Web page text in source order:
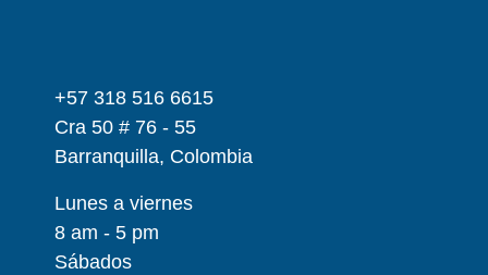
+57 318 516 6615
Cra 50 # 76 - 55
Barranquilla, Colombia
Lunes a viernes
8 am - 5 pm
Sábados